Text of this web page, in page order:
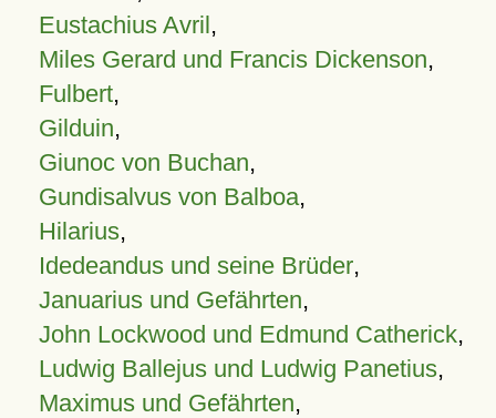
Eustachius Avril,
Miles Gerard und Francis Dickenson,
Fulbert,
Gilduin,
Giunoc von Buchan,
Gundisalvus von Balboa,
Hilarius,
Idedeandus und seine Brüder,
Januarius und Gefährten,
John Lockwood und Edmund Catherick,
Ludwig Ballejus und Ludwig Panetius,
Maximus und Gefährten,